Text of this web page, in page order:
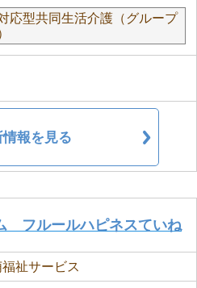
応型共同生活介護（グループ
報を見る
フルールハピネスていね
福祉サービス